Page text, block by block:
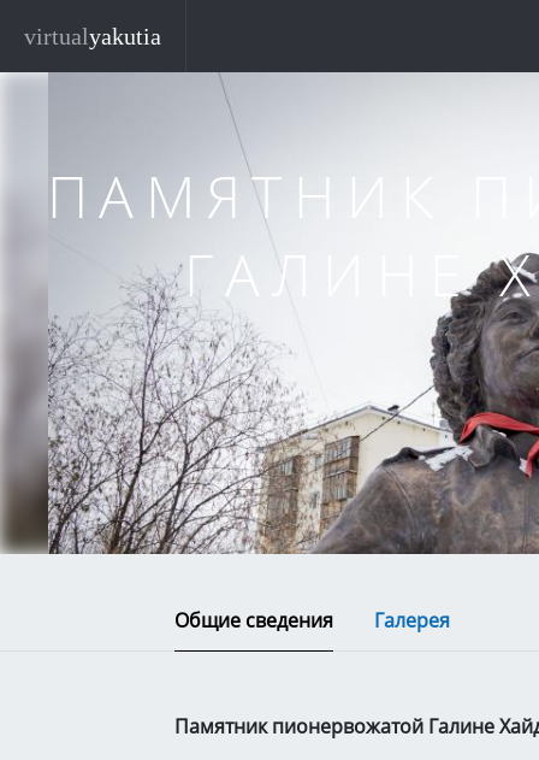
virtualyakutia
ПАМЯТНИК
ГАЛИНЕ
Общие сведения Галерея
Памятник пионервожатой Галине